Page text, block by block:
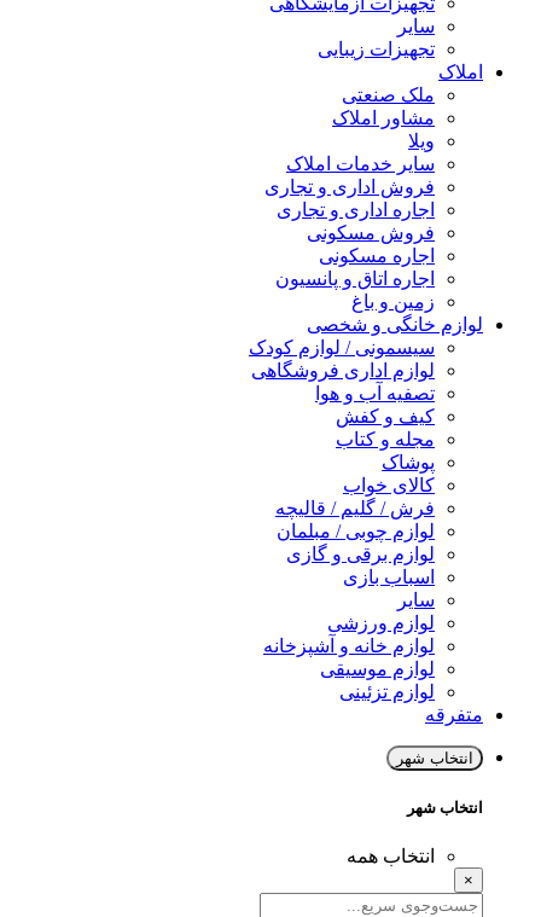
سایر
تجهیزات زیبایی
املاک
ملک صنعتی
مشاور املاک
ویلا
سایر خدمات املاک
فروش اداری و تجاری
اجاره اداری و تجاری
فروش مسکونی
اجاره مسکونی
اجاره اتاق و پانسیون
زمین و باغ
لوازم خانگی و شخصی
سیسمونی / لوازم کودک
لوازم اداری فروشگاهی
تصفیه آب و هوا
کیف و کفش
مجله و کتاب
پوشاک
کالای خواب
فرش / گلیم / قالیچه
لوازم چوبی / مبلمان
لوازم برقی و گازی
اسباب بازی
سایر
لوازم ورزشی
لوازم خانه و آشپزخانه
لوازم موسیقی
لوازم تزئینی
متفرقه
انتخاب شهر
انتخاب شهر
انتخاب همه